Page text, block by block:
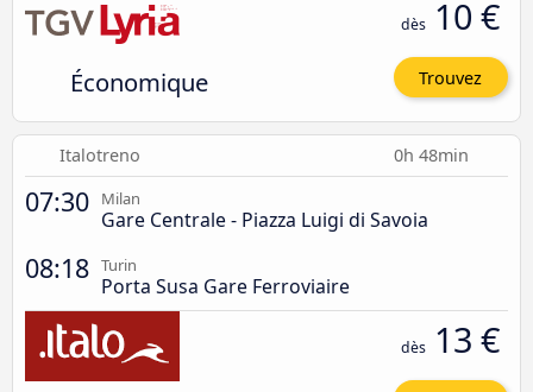
Économique
dès 10 €
Trouvez
Italotreno 0h 48min
07:30 Milan
Gare Centrale - Piazza Luigi di Savoia
08:18 Turin
Porta Susa Gare Ferroviaire
dès 13 €